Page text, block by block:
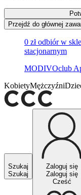
Przejdź do głównej
0 zł odbiór w
stacjonarnym
MODIVOclub
KobietyMężczyźni
Szukaj
Szukaj
Zaloguj się
Zaloguj się
Cześć